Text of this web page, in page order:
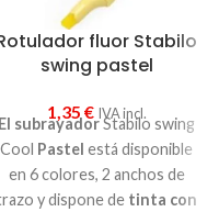
fluor Stabilo
swing pastel
1,35 € IVA incl.
El subrayadorStabilo swing
Cool Pastel está disponible
en 6 colores, 2 anchos de
y dispone de tinta con